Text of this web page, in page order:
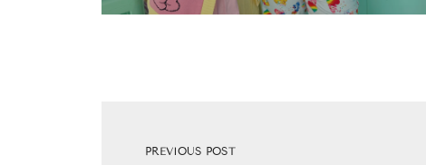
PREVIOUS POST